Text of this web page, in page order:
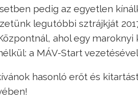
pedig az egyetlen
legutóbbi sztrájkját
ahol egy
a MÁV-Start
hasonló erőt és